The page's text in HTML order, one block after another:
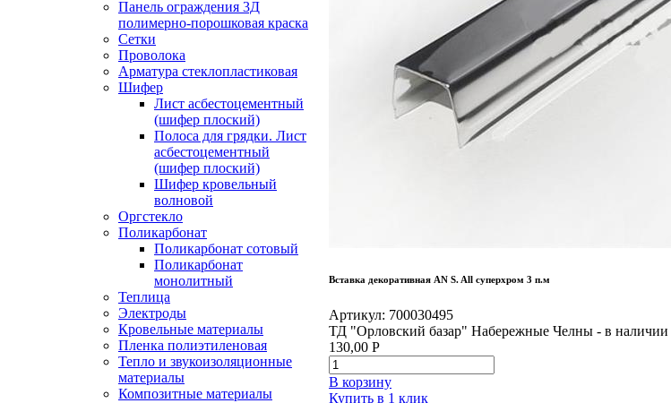
Панель ограждения 3Д
полимерно-порошковая краска
Сетки
Проволока
Арматура стеклопластиковая
Шифер
Лист асбестоцементный
(шифер плоский)
Полоса для грядки. Лист
асбестоцементный
(шифер плоский)
Шифер кровельный
волновой
Оргстекло
Поликарбонат
Поликарбонат сотовый
Поликарбонат
монолитный
Теплица
Электроды
Кровельные материалы
Пленка полиэтиленовая
Тепло и звукоизоляционные
материалы
Композитные материалы
Вставка декоративная AN S. All суперхром 3 п.м
Артикул: 700030495
ТД "Орловский базар" Набережные Челны - в наличии
130,00 Р
В корзину
Купить в 1 клик